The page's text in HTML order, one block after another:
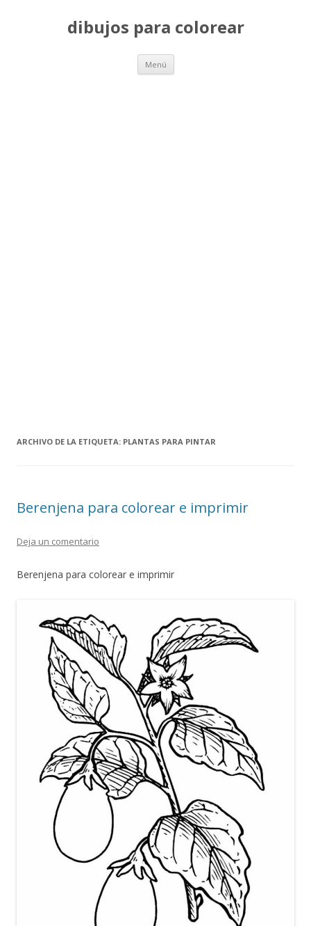
dibujos para colorear
Menú Saltar
contenido
ARCHIVO DE LA ETIQUETA: PLANTAS PARA PINTAR
Berenjena para colorear e imprimir
Deja un comentario
Berenjena para colorear e imprimir